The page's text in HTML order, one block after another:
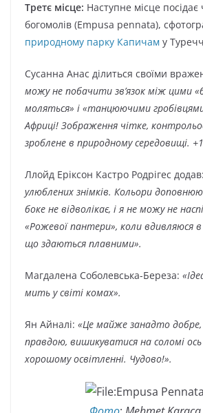
Третє місце: Наступне місце
богомолів (Empusa pennata),
природному парку Капичам у
Сусанна Анас ділиться своїми
можу не побачити зв’язок між цими
моляться» і «танцюючими
Африці! Зображення чітке,
зроблене в природному середовищі.
Ллойд Еріксон Кастро Родрігес додав:
улюблених знімків. Кольори
боке не відволікає, і я не можу не
«Рожевої пантери», коли вдивляюся
що здаються плавними».
Магдалена Соболевська-Береза:
мить у світі комах».
Ян Айналі: «Це майже занадто
правдою, вишикуватися на соломі
хорошому освітленні. Чудово!».